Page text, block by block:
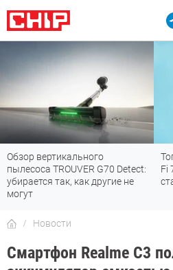
Обзор вертикального
пылесоса TROUVER G70 Detect:
убирается так, как другие не
могут
Fi
Новости
Смартфон Realme C3